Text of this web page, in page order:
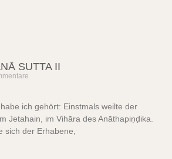
SUTTA II
ich gehört: Einstmals weilte der
Jetahain, im Vihāra des Anāthapiṇḍika.
sich der Erhabene,